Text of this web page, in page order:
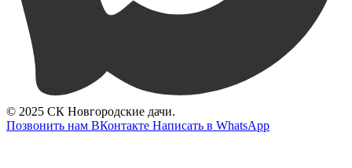
© 2025 СК Новгородские дачи.
Позвонить нам ВКонтакте Написать в WhatsApp